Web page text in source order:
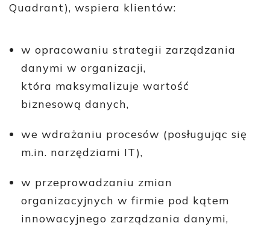
Quadrant), wspiera klientów:
w opracowaniu strategii zarządzania
danymi w organizacji,
która maksymalizuje wartość
biznesową danych,
we wdrażaniu procesów (posługując się
m.in. narzędziami IT),
w przeprowadzaniu zmian
organizacyjnych w firmie pod kątem
innowacyjnego zarządzania danymi,